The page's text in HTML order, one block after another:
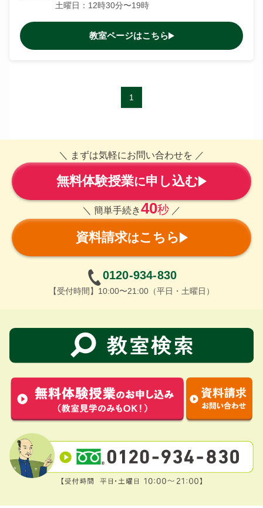
土曜日：12時30分〜19時
教室ページはこちら
1
＼ まずは気軽にお問い合わせを ／
無料体験授業に申し込む
＼ 簡単手続き40秒 ／
資料請求はこちら
0120-934-830
【受付時間】10:00〜21:00（平日・土曜日）